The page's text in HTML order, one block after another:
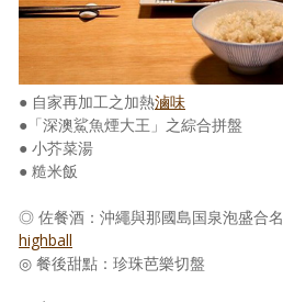
● 自家再加工之加熱滷味
●「深澳鯊魚煙大王」之綜合拼盤
● 小芥菜湯
● 糙米飯
◎ 佐餐酒：沖繩與那國島国泉泡盛合
highball
◎ 餐後甜點：珍珠芭樂切盤